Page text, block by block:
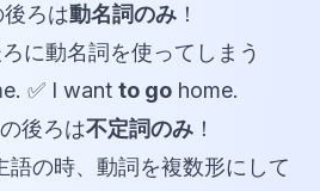
ろは動名詞のみ ！
に動名詞を使ってしまう
✅ I want to go home.
後ろは不定詞のみ ！
語の時、動詞を複数形にして